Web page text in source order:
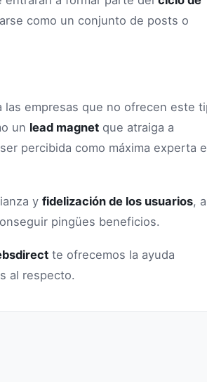
como un conjunto de posts o
empresas que no ofrecen este
un lead magnet que atraiga a
percibida como máxima experta
y fidelización de los usuarios,
pingües beneficios.
te ofrecemos la ayuda
al respecto.